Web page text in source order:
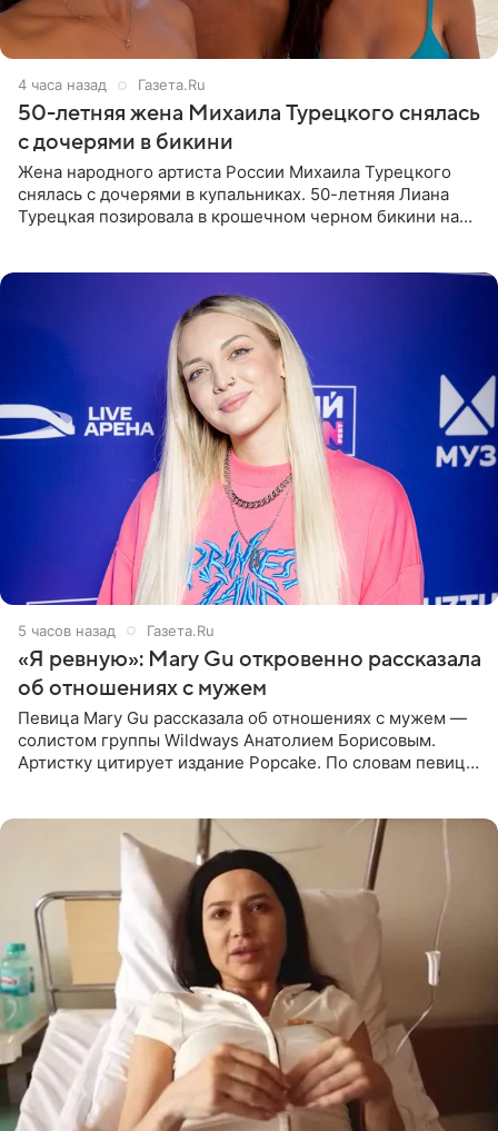
4 часа назад Газета.Ru
50-летняя жена Михаила Турецкого снялась
с дочерями в бикини
Жена народного артиста России Михаила Турецкого
снялась с дочерями в купальниках. 50-летняя Лиана
Турецкая позировала в крошечном черном бикини на
5 часов назад Газета.Ru
«Я ревную»: Mary Gu откровенно рассказала
об отношениях с мужем
Певица Mary Gu рассказала об отношениях с мужем —
солистом группы Wildways Анатолием Борисовым.
Артистку цитирует издание Popcake. По словам певицы,